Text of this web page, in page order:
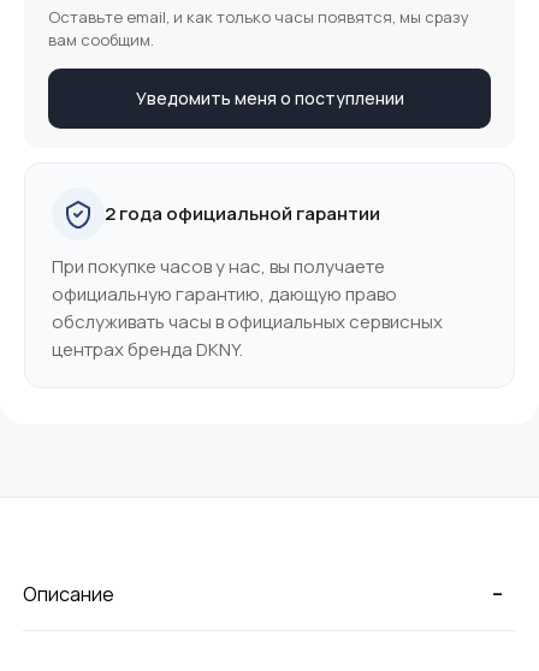
Оставьте email, и как только часы появятся, мы сразу
вам сообщим.
Уведомить меня о поступлении
2 года официальной гарантии
При покупке часов у нас, вы получаете
официальную гарантию, дающую право
обслуживать часы в официальных сервисных
центрах бренда DKNY.
-
Описание